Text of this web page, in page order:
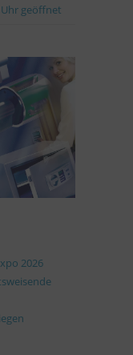
Uhr geöffnet
2026